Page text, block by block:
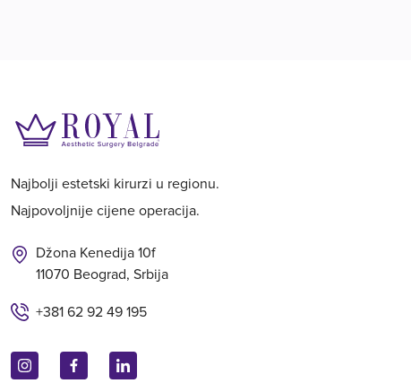
Najbolji estetski kirurzi u regionu.
Najpovoljnije cijene operacija.
Džona Kenedija 10f
11070 Beograd, Srbija
+381 62 92 49 195